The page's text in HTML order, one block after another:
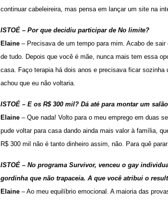
continuar cabeleireira, mas pensa em lançar um site na
ISTOÉ – Por que decidiu participar de No limite?
Elaine – Precisava de um tempo para mim. Acabo de
de tudo. Depois que você é mãe, nunca mais tem essa
casa. Faço terapia há dois anos e precisava ficar
achou que eu não voltaria.
ISTOÉ – E os R$ 300 mil? Dá até para montar um
Elaine– Que nada! Volto para o meu emprego em duas
pude voltar para casa dando ainda mais valor à família,
R$ 300 mil não é tanto dinheiro assim, não. Para quê
ISTOÉ – No programa Survivor, venceu o gay
gordinha que não trapaceia. A que você atribui o
Elaine – Ao meu equilíbrio emocional. A maioria das